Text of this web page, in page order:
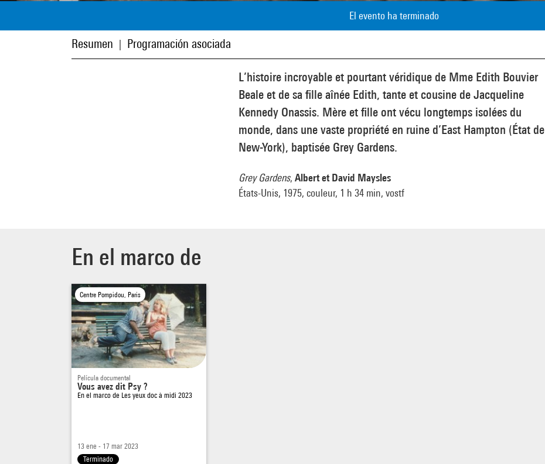
El evento ha terminado
Resumen Programación asociada
L’histoire incroyable et pourtant véridique de Mme Edith Bouvier
Beale et de sa fille aînée Edith, tante et cousine de Jacqueline
Kennedy Onassis. Mère et fille ont vécu longtemps isolées du
monde, dans une vaste propriété en ruine d’East Hampton (État de
New-York), baptisée Grey Gardens.
Grey Gardens, Albert et David Maysles
États-Unis, 1975, couleur, 1 h 34 min, vostf
En el marco de
Centre Pompidou, Paris
Película documental
Vous avez dit Psy ?
En el marco de Les yeux doc à midi 2023
13 ene - 17 mar 2023
Terminado